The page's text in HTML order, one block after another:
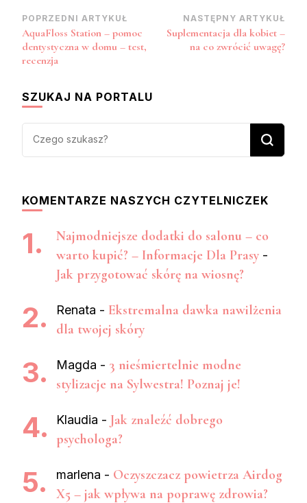
Zobacz
wpisy
POPRZEDNI ARTYKUŁ
AquaFloss Station – pomoc
dentystyczna w domu – test,
recenzja
NASTĘPNY ARTYKUŁ
Suplementacja dla kobiet –
na co zwrócić uwagę?
SZUKAJ NA PORTALU
Szukasz
KOMENTARZE NASZYCH CZYTELNICZEK
Najmodniejsze dodatki do salonu – co
warto kupić? – Informacje Dla Prasy -
Jak przygotować skórę na wiosnę?
Renata - Ekstremalna dawka nawilżenia
dla twojej skóry
Magda - 3 nieśmiertelnie modne
stylizacje na Sylwestra! Poznaj je!
Klaudia - Jak znaleźć dobrego
psychologa?
marlena - Oczyszczacz powietrza Airdog
X5 – jak wpływa na poprawę zdrowia?